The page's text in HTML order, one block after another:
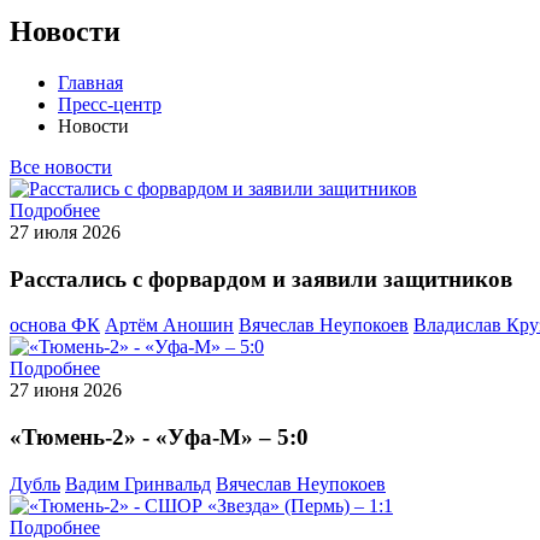
Новости
Главная
Пресс-центр
Новости
Все новости
Подробнее
27 июля 2026
Расстались с форвардом и заявили защитников
основа ФК Артём Аношин Вячеслав Неупокоев Владислав
Подробнее
27 июня 2026
«Тюмень-2» - «Уфа-М» – 5:0
Дубль Вадим Гринвальд Вячеслав Неупокоев
Подробнее